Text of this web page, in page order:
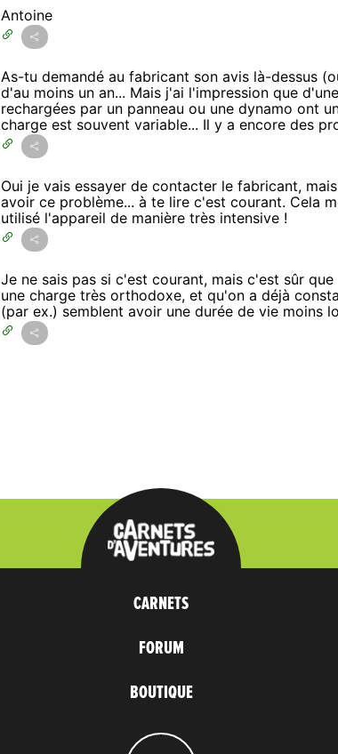
Antoine
As-tu demandé au fabricant son avis là-dessus
d'au moins un an... Mais j'ai l'impression que
rechargées par un panneau ou une dynamo ont
charge est souvent variable... Il y a encore des
Oui je vais essayer de contacter le fabricant,
avoir ce problème... à te lire c'est courant. Cela
utilisé l'appareil de manière très intensive !
Je ne sais pas si c'est courant, mais c'est sûr
une charge très orthodoxe, et qu'on a déjà
(par ex.) semblent avoir une durée de vie moins
CARNETS
FORUM
BOUTIQUE